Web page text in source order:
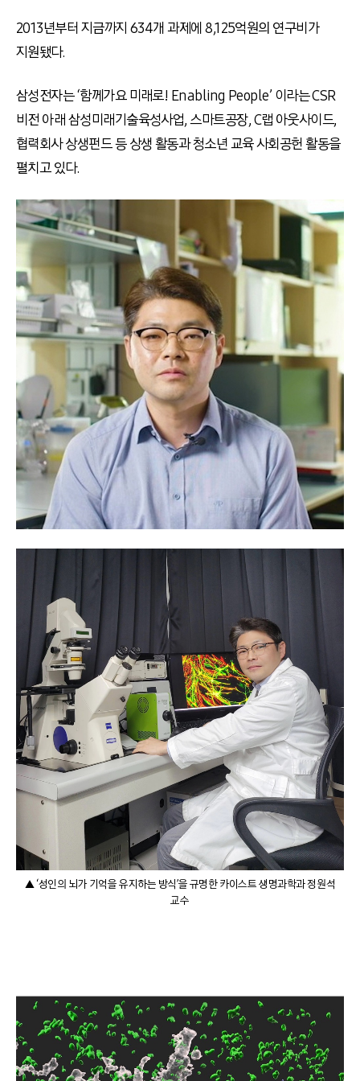
2013년부터 지금까지 634개 과제에 8,125억원의 연구비가
지원됐다.
삼성전자는 ‘함께가요 미래로! Enabling People’ 이라는 CSR
비전 아래 삼성미래기술육성사업, 스마트공장, C랩 아웃사이드,
협력회사 상생펀드 등 상생 활동과 청소년 교육 사회공헌 활동을
펼치고 있다.
▲ ‘성인의 뇌가 기억을 유지하는 방식’을 규명한 카이스트 생명과학과 정원석
교수